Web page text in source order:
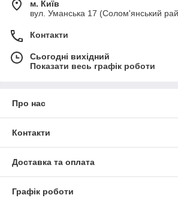
м. Київ
вул. Уманська 17 (Солом'янський
Контакти
Сьогодні вихідний
Показати весь графік роботи
Про нас
Контакти
Доставка та оплата
Графік роботи